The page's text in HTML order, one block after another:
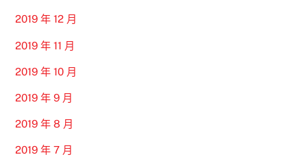
2019 年 12 月
2019 年 11 月
2019 年 10 月
2019 年 9 月
2019 年 8 月
2019 年 7 月